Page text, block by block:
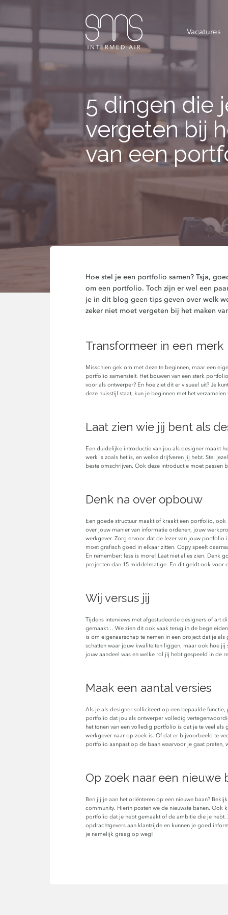
Vacatures
5 dingen die
vergeten bij
van een
Hoe stel je een portfolio samen? Tsja,
om een portfolio. Toch zijn er wel een
je in dit blog geen tips geven over welk
zeker niet moet vergeten bij het maken
Transformeer in een merk
Misschien gek om met deze te beginnen, maar een
portfolio samenstelt. Het bouwen van een sterk
voor als ontwerper? En hoe ziet dit er visueel uit? Je
deze huisstijl staat, kun je beginnen met het
Laat zien wie jij bent als
Een duidelijke introductie van jou als designer maakt
werk is zoals het is, en welke drijfveren jij hebt. Stel
beste omschrijven. Ook deze introductie moet passen
Denk na over opbouw
Een goede structuur maakt of kraakt een portfolio,
over jouw manier van informatie ordenen, jouw
werkgever. Zorg ervoor dat de lezer van jouw portfolio
moet grafisch goed in elkaar zitten. Copy speelt
En remember: less is more! Laat niet alles zien. Denk
projecten dan 15 middelmatige. En dit geldt ook voor
Wij versus jij
Tijdens interviews met afgestudeerde designers of art
gemaakt… We zien dit ook vaak terug in de
is om eigenaarschap te nemen in een project dat je
schatten waar jouw kwaliteiten liggen, maar ook hoe
jouw aandeel was en welke rol jij hebt gespeeld in de
Maak een aantal versies
Als je als designer solliciteert op een bepaalde
portfolio dat jou als ontwerper volledig
het tonen van een volledig portfolio is dat je te veel
werkgever naar op zoek is. Of dat er bijvoorbeeld te
portfolio aanpast op de baan waarvoor je gaat praten,
Op zoek naar een nieuwe
Ben jij je aan het oriënteren op een nieuwe baan?
community. Hierin posten we de nieuwste banen. Ook
portfolio dat je hebt gemaakt of de ambitie die je
opdrachtgevers aan klantzijde en kunnen je goed
je namelijk graag op weg!